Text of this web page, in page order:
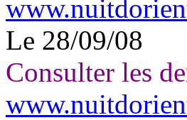
Le 28/09/08
Consulter les